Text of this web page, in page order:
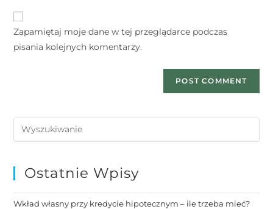
Zapamiętaj moje dane w tej przeglądarce podczas
pisania kolejnych komentarzy.
Ostatnie Wpisy
Wkład własny przy kredycie hipotecznym – ile trzeba mieć?